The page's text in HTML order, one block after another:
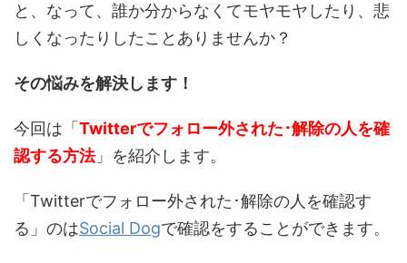
と、なって、誰か分からなくてモヤモヤしたり、悲
しくなったりしたことありませんか？
その悩みを解決します！
今回は「 Twitterでフォロー外された･解除の人を確
認する方法」を紹介します。
「Twitterでフォロー外された･解除の人を確認す
る」のはSocial Dogで確認をすることができます。